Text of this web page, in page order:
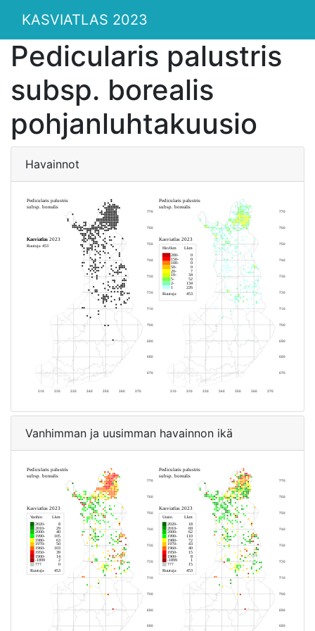
KASVIATLAS 2023
Pedicularis palustris
subsp. borealis
pohjanluhtakuusio
Havainnot
Vanhimman ja uusimman havainnon ikä